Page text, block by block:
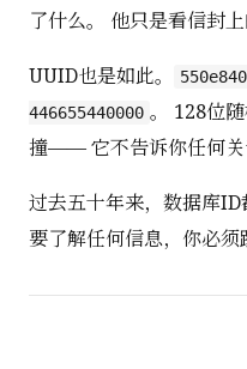
了什么。 他只是看信封上
UUID也是如此。
446655440000 。 128位
撞—— 它不告诉你任何关
过去五十年来，数据库ID
要了解任何信息，你必须